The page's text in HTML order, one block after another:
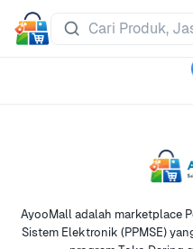
AyooMall adalah marketplace
Sistem Elektronik (PPMSE)